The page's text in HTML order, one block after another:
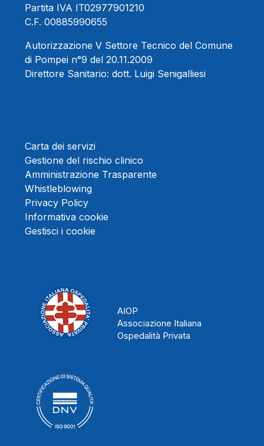
Partita IVA IT02977901210
C.F. 00885990655
Autorizzazione V Settore Tecnico del Comune
di Pompei n°9 del 20.11.2009
Direttore Sanitario: dott. Luigi Senigalliesi
Carta dei servizi
Gestione del rischio clinico
Amministrazione Trasparente
Whistleblowing
Privacy Policy
Informativa cookie
Gestisci i cookie
AIOP
Associazione Italiana
Ospedalità Privata